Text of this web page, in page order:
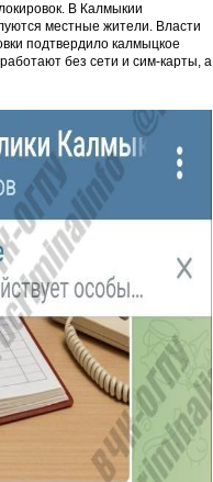
В Калмыкии
местные жители. Власти
подтвердило калмыцкое
без сети и сим-карты, а